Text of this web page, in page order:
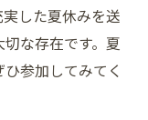
した夏休みを送
な存在です。夏
参加してみてく